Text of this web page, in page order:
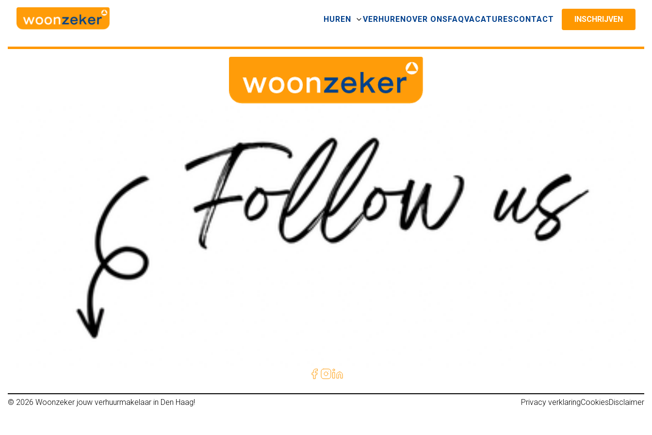
HUREN VERHURENOVER ONSFAQVACATURESCONTACT INSCHRIJVEN
© 2026 Woonzeker jouw verhuurmakelaar in Den Haag! Privacy verklaringCookiesDisclaimer